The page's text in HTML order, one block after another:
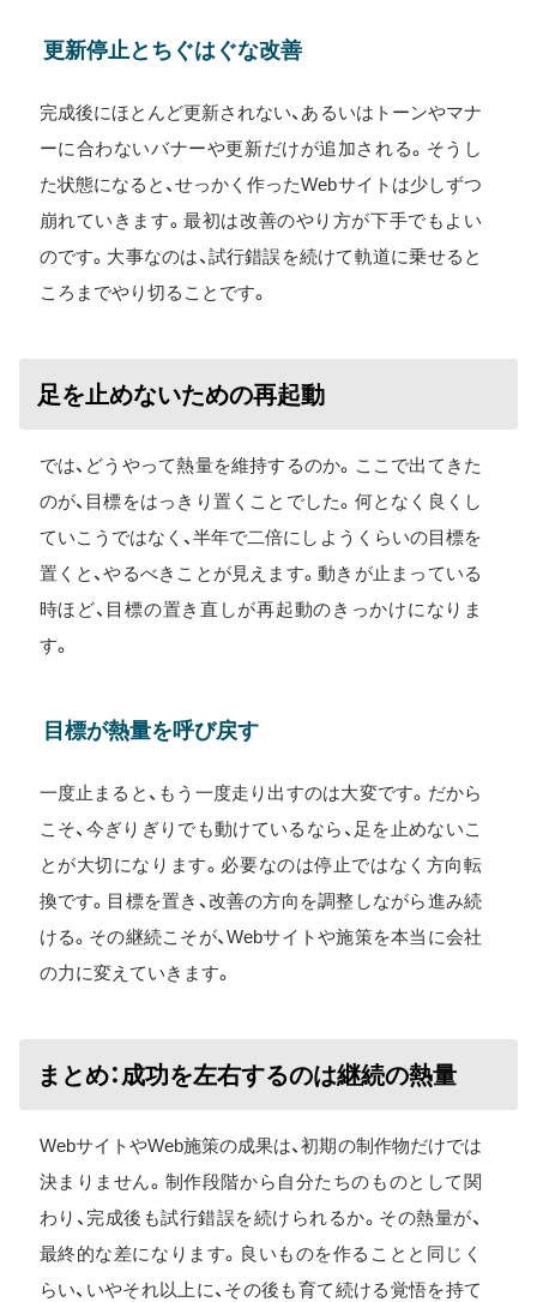
更新停止とちぐはぐな改善
完成後にほとんど更新されない、あるいはトーンやマナ
ーに合わないバナーや更新だけが追加される。そうし
た状態になると、せっかく作ったWebサイトは少しずつ
崩れていきます。最初は改善のやり方が下手でもよい
のです。大事なのは、試行錯誤を続けて軌道に乗せると
ころまでやり切ることです。
足を止めないための再起動
では、どうやって熱量を維持するのか。ここで出てきた
のが、目標をはっきり置くことでした。何となく良くし
ていこうではなく、半年で二倍にしようくらいの目標を
置くと、やるべきことが見えます。動きが止まっている
時ほど、目標の置き直しが再起動のきっかけになりま
す。
目標が熱量を呼び戻す
一度止まると、もう一度走り出すのは大変です。だから
こそ、今ぎりぎりでも動けているなら、足を止めないこ
とが大切になります。必要なのは停止ではなく方向転
換です。目標を置き、改善の方向を調整しながら進み続
ける。その継続こそが、Webサイトや施策を本当に会社
の力に変えていきます。
まとめ：成功を左右するのは継続の熱量
WebサイトやWeb施策の成果は、初期の制作物だけでは
決まりません。制作段階から自分たちのものとして関
わり、完成後も試行錯誤を続けられるか。その熱量が、
最終的な差になります。良いものを作ることと同じく
らい、いやそれ以上に、その後も育て続ける覚悟を持て